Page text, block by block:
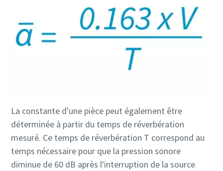
La constante d'une pièce peut également être
déterminée à partir du temps de réverbération
mesuré. Ce temps de réverbération T correspond au
temps nécessaire pour que la pression sonore
diminue de 60 dB après l'interruption de la source